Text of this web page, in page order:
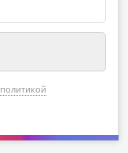
политикой